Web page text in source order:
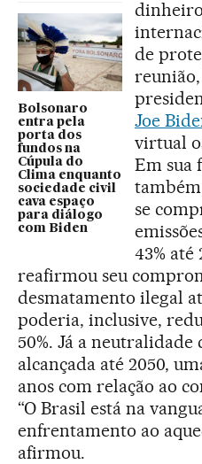
Bolsonaro
entra pela
porta dos
fundos na
Cúpula do
Clima enquanto
sociedade civil
cava espaço
para diálogo
com Biden
de
Joe
virtual
Em sua
se
43% até
reafirmou seu
desmatamento ilegal
poderia, inclusive,
50%. Já a
alcançada até 2050,
anos com relação ao
“O Brasil está na
enfrentamento ao
afirmou.